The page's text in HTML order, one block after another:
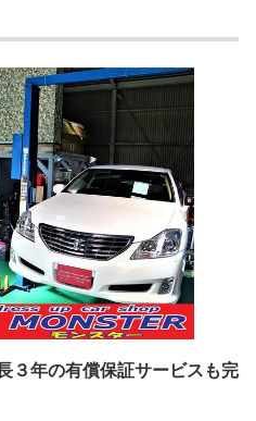
３年の有償保証サービスも完